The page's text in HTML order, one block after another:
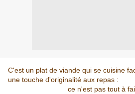
C'est un plat de viande qui se cuisine
une touche d'originalité aux repas :
ce n'est pas tout à fait une